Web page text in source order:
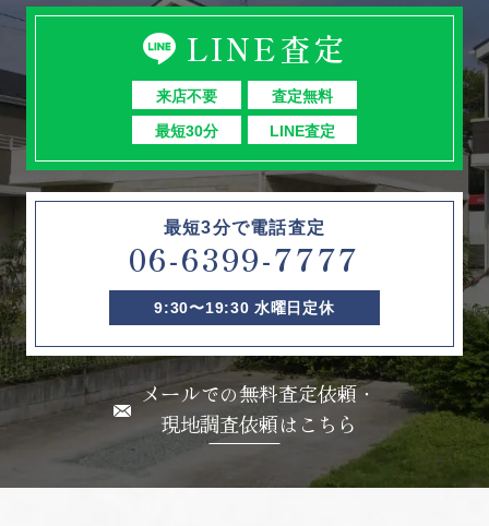
LINE査定
来店不要
査定無料
最短30分
LINE査定
最短3分で電話査定
06-6399-7777
9:30〜19:30 水曜日定休
メールでの無料査定依頼・
現地調査依頼はこちら